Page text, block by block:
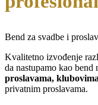
Bend za svadbe i
Kvalitetno izvođenje
da nastupamo kao bend
proslavama, klubovima
privatnim proslavama.